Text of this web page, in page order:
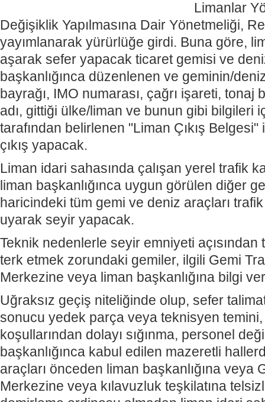
Limanlar
Değişiklik Yapılmasına Dair Yönetmeliği,
yayımlanarak yürürlüğe girdi. Buna göre,
aşarak sefer yapacak ticaret gemisi ve
başkanlığınca düzenlenen ve geminin/
bayrağı, IMO numarası, çağrı işareti, tonaj
adı, gittiği ülke/liman ve bunun gibi bilgileri
tarafından belirlenen "Liman Çıkış Belgesi"
çıkış yapacak.
Liman idari sahasında çalışan yerel trafik
liman başkanlığınca uygun görülen diğer
haricindeki tüm gemi ve deniz araçları trafik
uyarak seyir yapacak.
Teknik nedenlerle seyir emniyeti açısından
terk etmek zorundaki gemiler, ilgili Gemi
Merkezine veya liman başkanlığına bilgi
Uğraksız geçiş niteliğinde olup, sefer
sonucu yedek parça veya teknisyen
koşullarından dolayı sığınma, personel
başkanlığınca kabul edilen mazeretli
araçları önceden liman başkanlığına veya
Merkezine veya kılavuzluk teşkilatına